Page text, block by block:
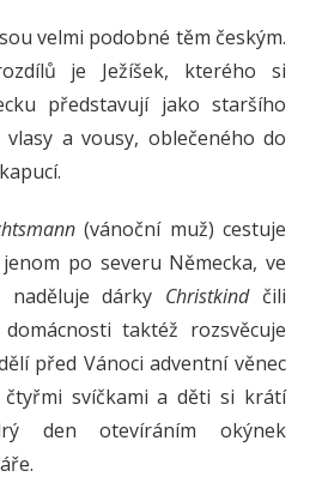
velmi podobné těm českým.
je Ježíšek, kterého si
představují jako staršího
vlasy a vousy, oblečeného do
(vánoční muž) cestuje
po severu Německa, ve
naděluje dárky Christkindčili
domácnosti taktéž rozsvěcuje
před Vánoci adventní věnec
svíčkami a děti si krátí
den otevíráním okýnek